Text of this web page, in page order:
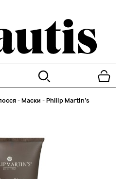
-Маски -Philip Martin’s